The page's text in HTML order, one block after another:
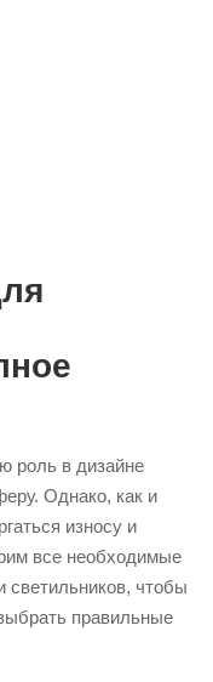
роль в дизайне
Однако, как и
износу и
все необходимые
чтобы
правильные